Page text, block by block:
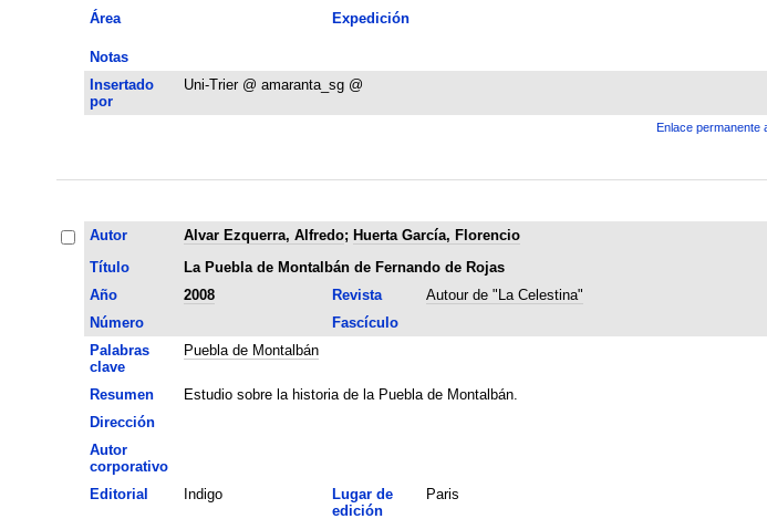
Área
Expedición
Notas
Insertado
por
Uni-Trier @ amaranta_sg @
Enlace permanente
Autor Alvar Ezquerra, Alfredo; Huerta García, Florencio
Título
La Puebla de Montalbán de Fernando de Rojas
Año
2008 Revista Autour de "La Celestina"
Número
Fascículo
Palabras
clave
Puebla de Montalbán
Resumen
Estudio sobre la historia de la Puebla de Montalbán.
Dirección
Autor
corporativo
Editorial Indigo
Lugar de
edición
Paris